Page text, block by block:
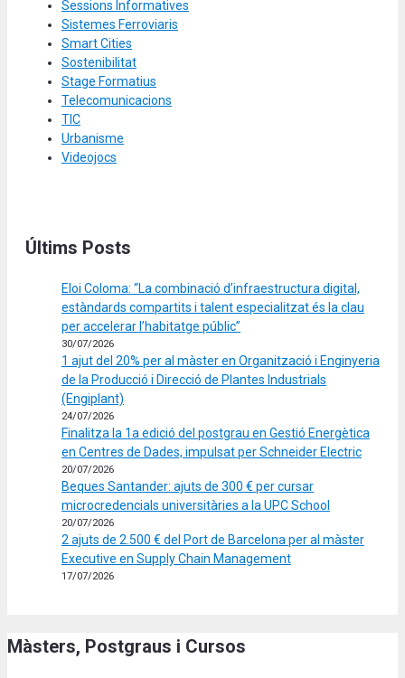
Sessions Informatives
Sistemes Ferroviaris
Smart Cities
Sostenibilitat
Stage Formatius
Telecomunicacions
TIC
Urbanisme
Videojocs
Últims Posts
Eloi Coloma: “La combinació d’infraestructura digital,
estàndards compartits i talent especialitzat és la clau
per accelerar l’habitatge públic”
30/07/2026
1 ajut del 20% per al màster en Organització i Enginyeria
de la Producció i Direcció de Plantes Industrials
(Engiplant)
24/07/2026
Finalitza la 1a edició del postgrau en Gestió Energètica
en Centres de Dades, impulsat per Schneider Electric
20/07/2026
Beques Santander: ajuts de 300 € per cursar
microcredencials universitàries a la UPC School
20/07/2026
2 ajuts de 2.500 € del Port de Barcelona per al màster
Executive en Supply Chain Management
17/07/2026
Màsters, Postgraus i Cursos